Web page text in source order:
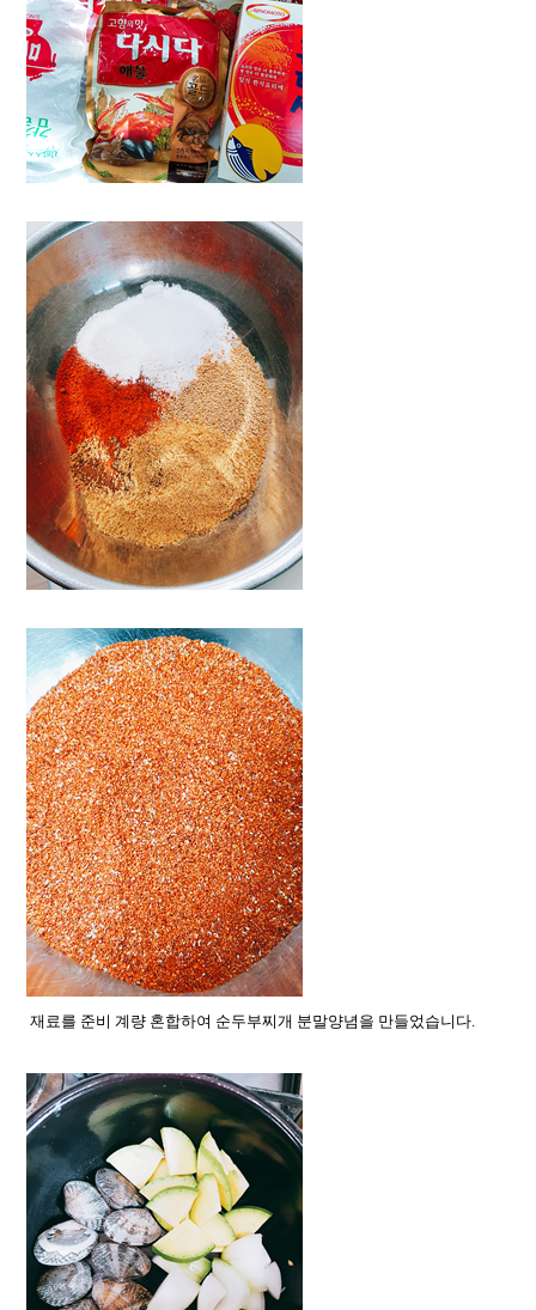
재료를 준비 계량 혼합하여 순두부찌개 분말양념을 만들었습니다.